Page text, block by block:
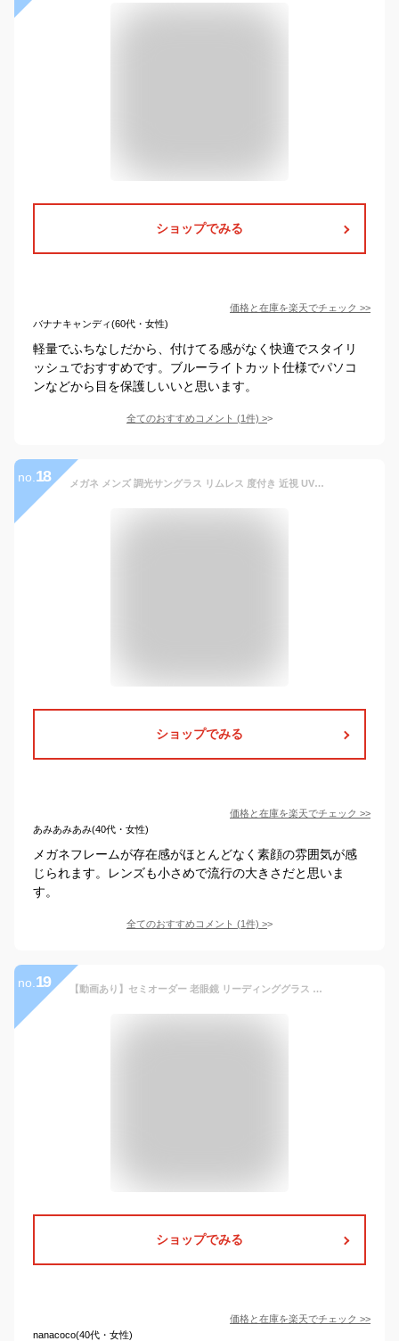
ショップでみる
価格と在庫を楽天でチェック >>
バナナキャンディ(60代・女性)
軽量でふちなしだから、付けてる感がなく快適でスタイリ
ッシュでおすすめです。ブルーライトカット仕様でパソコ
ンなどから目を保護しいいと思います。
全てのおすすめコメント (1件) >
no. 18 メガネ メンズ 調光サングラス リムレス 度付き 近視 UVカット99.9% ふちなし メガネ めがね 眼鏡 軽い 超軽量 ファッションメガネ フリーサイズ
ショップでみる
価格と在庫を楽天でチェック >>
あみあみあみ(40代・女性)
メガネフレームが存在感がほとんどなく素顔の雰囲気が感
じられます。レンズも小さめで流行の大きさだと思いま
す。
全てのおすすめコメント (1件) >
no. 19 【動画あり】セミオーダー 老眼鏡 リーディンググラス ツーポイント リムレス 縁なし フレームレス スクエア オーバル ボストン クラウンパント 丸四角眼鏡 ラウンド チタン シニアグラス レディース メンズ 男性 女性 おしゃれ かわいい かっこいい ふちなし フチなし
ショップでみる
価格と在庫を楽天でチェック >>
nanacoco(40代・女性)